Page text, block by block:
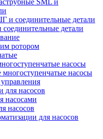
SML и
и соединительные детали
детали
ротором
насосы
многоступенчатые насосы
для насосов
насосами
насосов
для насосов